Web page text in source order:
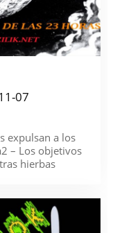
07
expulsan a los
– Los objetivos
hierbas